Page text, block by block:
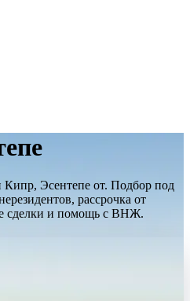
Эсентепе от. Подбор под
рассрочка от
сделки и помощь с ВНЖ.